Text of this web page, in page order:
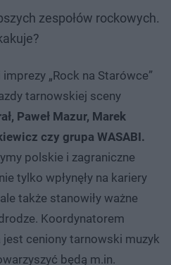
zespołów rockowych.
„Rock na Starówce”
tarnowskiej sceny
Paweł Mazur, Marek
czy grupa WASABI.
polskie i zagraniczne
tylko wpłynęły na kariery
także stanowiły ważne
Koordynatorem
ceniony tarnowski muzyk
będą m.in.